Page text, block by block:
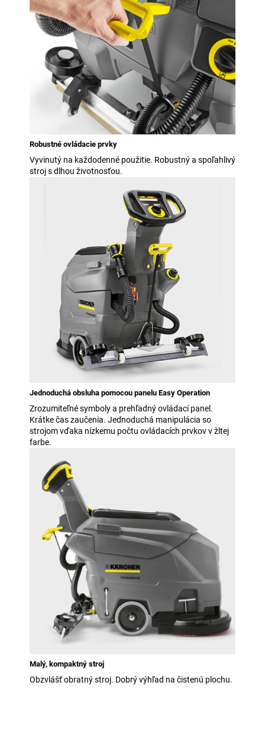
Robustné ovládacie prvky
Vyvinutý na každodenné použitie. Robustný a spoľahlivý
stroj s dlhou životnosťou.
Jednoduchá obsluha pomocou panelu Easy Operation
Zrozumiteľné symboly a prehľadný ovládací panel.
Krátke čas zaučenia. Jednoduchá manipulácia so
strojom vďaka nízkemu počtu ovládacích prvkov v žltej
farbe.
Malý, kompaktný stroj
Obzvlášť obratný stroj. Dobrý výhľad na čistenú plochu.